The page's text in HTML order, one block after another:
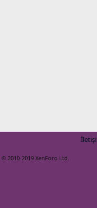
© 2010-2019 XenForo Ltd.